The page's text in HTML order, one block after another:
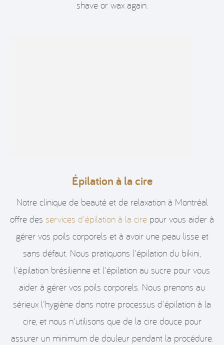
shave or wax again.
Épilation à la cire
Notre clinique de beauté et de relaxation à Montréal
offre des services d'épilation à la cire pour vous aider à
gérer vos poils corporels et à avoir une peau lisse et
sans défaut. Nous pratiquons l'épilation du bikini,
l'épilation brésilienne et l'épilation au sucre pour vous
aider à gérer vos poils corporels. Nous prenons au
sérieux l'hygiène dans notre processus d'épilation à la
cire, et nous n'utilisons que de la cire douce pour
assurer un minimum de douleur pendant la procédure.